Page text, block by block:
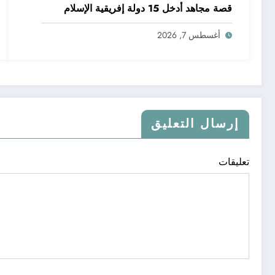
قصة مجاهد أدخل 15 دولة إفريقية الإسلام
أغسطس 7, 2026
إرسال التعليق
تعليقات